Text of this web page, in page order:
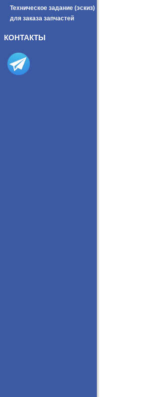
Техническое задание (эскиз)
для заказа запчастей
КОНТАКТЫ